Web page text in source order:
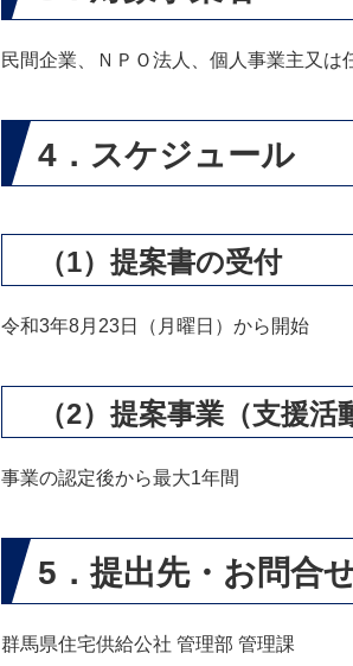
民間企業、ＮＰＯ法人、個人事業主又は
4．スケジュール
（1）提案書の受付
令和3年8月23日（月曜日）から開始
（2）提案事業（支援活
事業の認定後から最大1年間
5．提出先・お問合
群馬県住宅供給公社 管理部 管理課